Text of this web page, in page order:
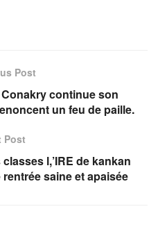
Post
Conakry continue son
un feu de paille.
Post
l,’IRE de kankan
saine et apaisée